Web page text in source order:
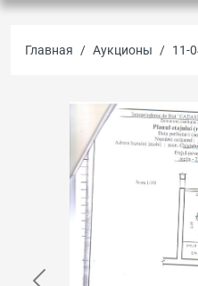
Главная Аукционы 11-